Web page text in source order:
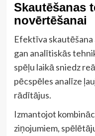
Skautēšanas
novērtēšanai
Efektīva skautēšana
gan analītiskās
spēļu laikā sniedz
pēcspēles analīze
rādītājus.
Izmantojot
ziņojumiem,